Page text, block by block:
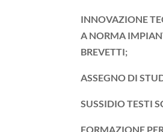
INNOVAZIONE
A NORMA
BREVETTI;
ASSEGNO DI
SUSSIDIO TESTI
FORMAZIONE